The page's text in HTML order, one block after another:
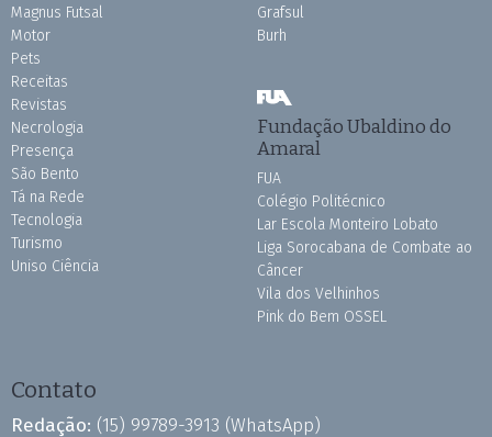
Magnus Futsal
Motor
Pets
Receitas
Revistas
Necrologia
Presença
São Bento
Tá na Rede
Tecnologia
Turismo
Uniso Ciência
Grafsul
Burh
Fundação Ubaldino do
Amaral
FUA
Colégio Politécnico
Lar Escola Monteiro Lobato
Liga Sorocabana de Combate ao
Câncer
Vila dos Velhinhos
Pink do Bem OSSEL
Contato
Redação: (15) 99789-3913 (WhatsApp)